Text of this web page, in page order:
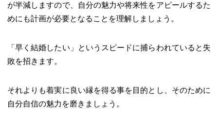
が半減しますので、自分の魅力や将来性をアピールするた
めにも計画が必要となることを理解しましょう。
「早く結婚したい」というスピードに捕らわれていると失
敗を招きます。
それよりも着実に良い縁を得る事を目的とし、そのために
自分自信の魅力を磨きましょう。